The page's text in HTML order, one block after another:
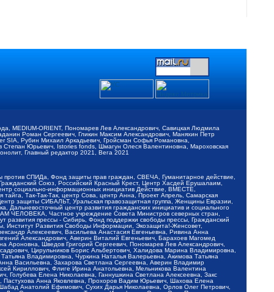
MEDIUM-ORIENT, Пономарев Лев Александрович, Савицкая Людмила
Роман Сергеевич, Гликин Максим Александрович, Маняхин Петр
Рубин Михаил Аркадьевич, Гройсман Софья Романовна,
Юрьевич, Istories fonds, Шмагун Олеся Валентиновна, Мароховская
Главный редактор 2021, Вега 2021
СПИДа, Фонд защиты прав граждан, СВЕЧА, Гуманитарное действие,
Союз, Российский Красный Крест, Центр Хасдей Ерушалаим,
социально-информационных инициатив Действие, ВМЕСТЕ,
Так-Так-Так, центр Сова, центр Анна, Проект Апрель, Самарская
защиты СИБАЛЬТ, Уральская правозащитная группа, Женщины Евразии,
Дальневосточный центр развития гражданских инициатив и социального
ЧЕЛОВЕКА, Частное учреждение Совета Министров северных стран,
прессы - Сибирь, Фонд поддержки свободы прессы, Гражданский
Институт Развития Свободы Информации, Экозащита!-Женсовет,
Алексеевич, Васильева Анастасия Евгеньевна, Ривина Анна
Александрович, Аверин Виталий Евгеньевич, Барахоев Магомед
Шведов Григорий Сергеевич, Пономарев Лев Александрович,
Цирульников Борис Альбертович, Халидова Марина Владимировна,
Владимировна, Чуркина Наталья Валерьевна, Акимова Татьяна
Васильевна, Захарова Светлана Сергеевна, Аверин Владимир
Кириллович, Флиге Ирина Анатольевна, Мельникова Валентина
Елена Николаевна, Ганнушкина Светлана Алексеевна, Закс
Анна Яковлевна, Прохоров Вадим Юрьевич, Шахова Елена
Анатолий Ефимович, Сухих Дарья Николаевна, Орлов Олег Петрович,